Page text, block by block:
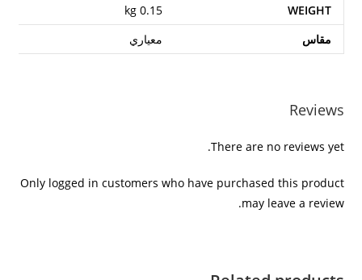
WEIGHT
0.15 kg
مقاس
معياري
Reviews
There are no reviews yet.
Only logged in customers who have purchased this product
may leave a review.